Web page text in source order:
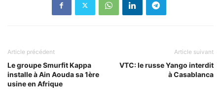
Article précédent
Le groupe Smurfit Kappa
installe à Ain Aouda sa 1ère
usine en Afrique
Article suivant
VTC: le russe Yango interdit
à Casablanca